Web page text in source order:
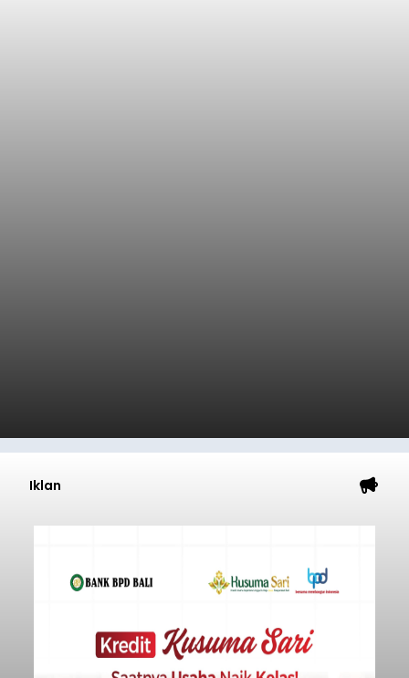
Iklan